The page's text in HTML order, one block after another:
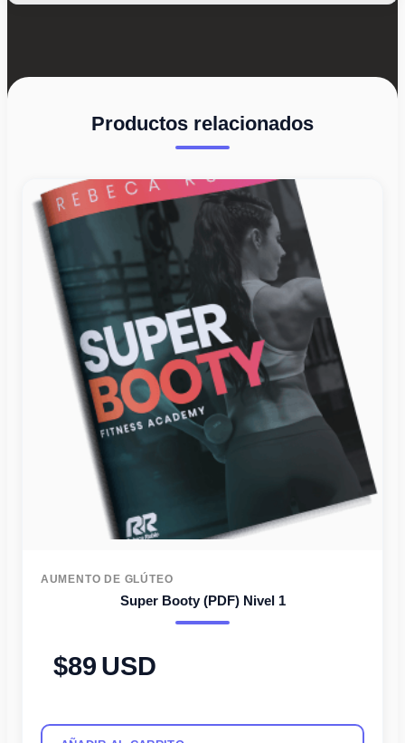
Productos relacionados
AUMENTO DE GLÚTEO
Super Booty (PDF) Nivel 1
89 USD